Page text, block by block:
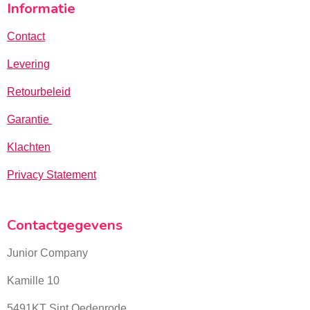
Informatie
Contact
Levering
Retourbeleid
Garantie
Klachten
Privacy Statement
Contactgegevens
Junior Company
Kamille 10